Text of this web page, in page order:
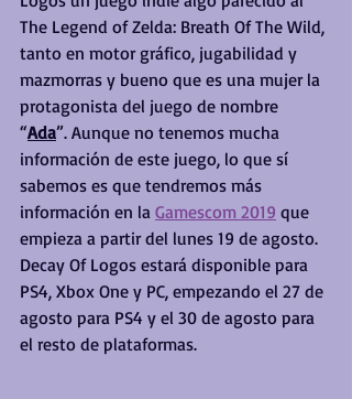
The Legend of Zelda: Breath Of The Wild,
tanto en motor gráfico, jugabilidad y
mazmorras y bueno que es una mujer la
protagonista del juego de nombre
“Ada”. Aunque no tenemos mucha
información de este juego, lo que sí
sabemos es que tendremos más
información en la Gamescom 2019 que
empieza a partir del lunes 19 de agosto.
Decay Of Logos estará disponible para
PS4, Xbox One y PC, empezando el 27 de
agosto para PS4 y el 30 de agosto para
el resto de plataformas.